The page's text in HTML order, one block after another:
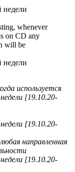
whenever
on CD any
will be
используется
направленная